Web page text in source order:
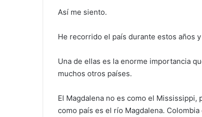
Así me siento.
He recorrido el país durante estos años
Una de ellas es la enorme importancia
muchos otros países.
El Magdalena no es como el
como país es el río Magdalena.